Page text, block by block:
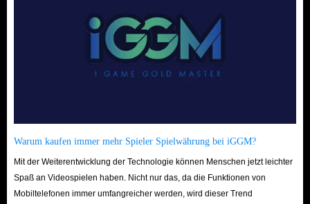
Warum kaufen immer mehr Spieler Spielwährung bei iGGM?
Mit der Weiterentwicklung der Technologie können Menschen jetzt leichter
Spaß an Videospielen haben. Nicht nur das, da die Funktionen von
Mobiltelefonen immer umfangreicher werden, wird dieser Trend